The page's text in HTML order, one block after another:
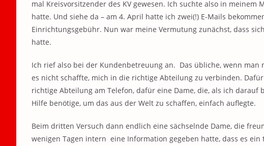
mal Kreisvorsitzender des KV gewesen. Ich suchte also in
hatte. Und siehe da – am 4. April hatte ich zwei(!) E-Mails
Einrichtungsgebühr. Nun war meine Vermutung zunächst, dass
hatte.
Ich rief also bei der Kundenbetreuung an. Das übliche, wenn
es nicht schaffte, mich in die richtige Abteilung zu verbinden.
richtige Abteilung am Telefon, dafür eine Dame, die, als ich
Hilfe benötige, um das aus der Welt zu schaffen, einfach auflegte.
Beim dritten Versuch dann endlich eine sächselnde Dame, die
wenigen Tagen intern eine Information gegeben hatte, dass es